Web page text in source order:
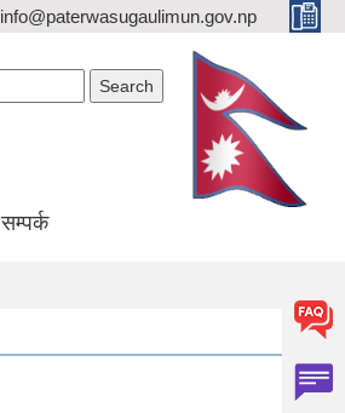
info@paterwasugaulimun.gov.np
सम्पर्क